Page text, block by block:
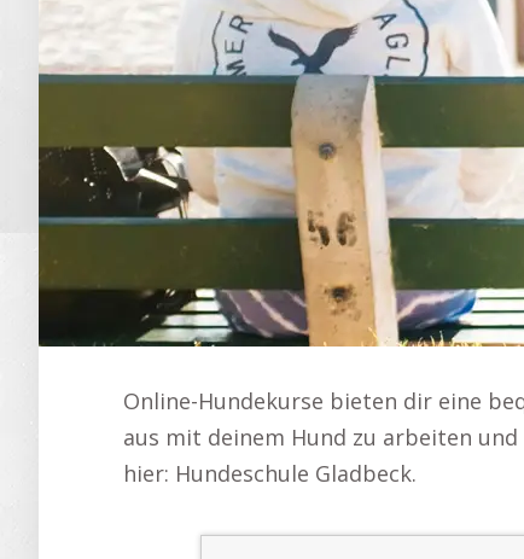
Online-Hundekurse bieten dir eine
aus mit deinem Hund zu arbeiten
hier: Hundeschule Gladbeck.